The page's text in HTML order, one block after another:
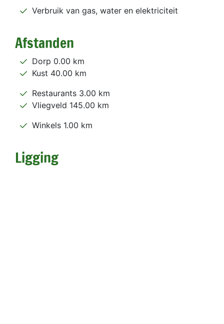
Verbruik van gas, water en elektriciteit
Afstanden
Dorp 0.00 km
Kust 40.00 km
Restaurants 3.00 km
Vliegveld 145.00 km
Winkels 1.00 km
Ligging